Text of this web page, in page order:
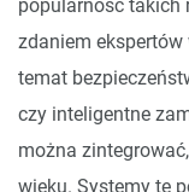
popularność takich
zdaniem
temat
czy inteligentne
można
wieku. Systemy te